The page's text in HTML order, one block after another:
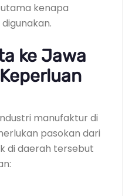
kenapa
ke Jawa
manufaktur di
pasokan dari
di daerah tersebut